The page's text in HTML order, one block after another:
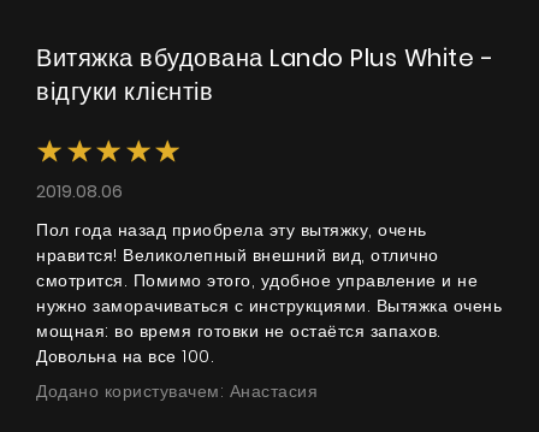
Витяжка вбудована Lando Plus White -
відгуки клієнтів
2019.08.06
Пол года назад приобрела эту вытяжку, очень
нравится! Великолепный внешний вид, отлично
смотрится. Помимо этого, удобное управление и не
нужно заморачиваться с инструкциями. Вытяжка очень
мощная: во время готовки не остаётся запахов.
Довольна на все 100.
Додано користувачем: Анастасия